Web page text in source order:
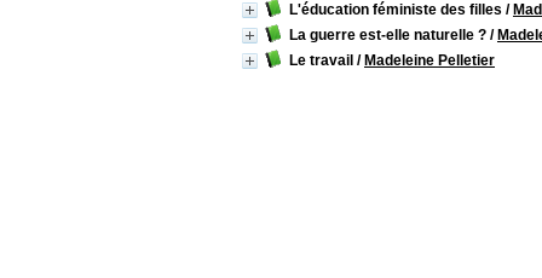
L'éducation féministe des filles /
La guerre est-elle naturelle ? /
Le travail / Madeleine Pelletier